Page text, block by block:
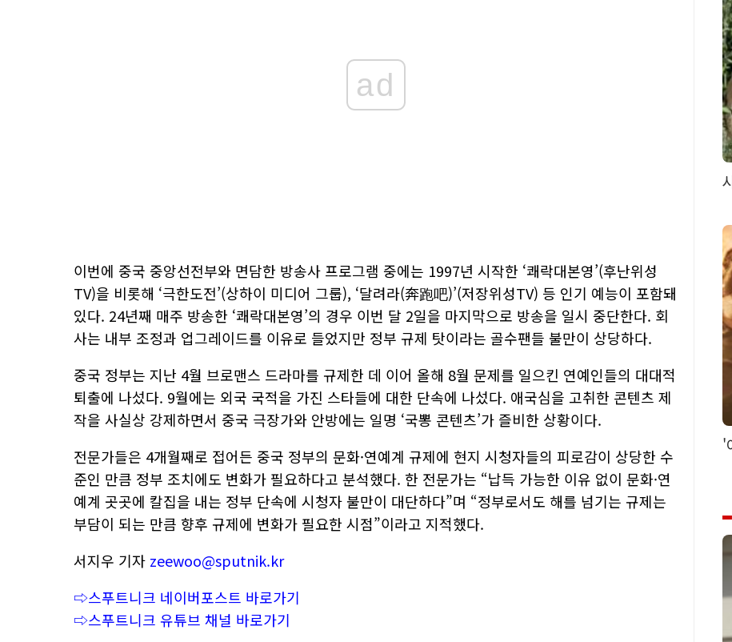
ad
이번에 중국 중앙선전부와 면담한 방송사 프로그램 중에는 1997년 시작한 ‘쾌락대본영’(후난위성
TV)을 비롯해 ‘극한도전’(상하이 미디어 그룹), ‘달려라(奔跑吧)’(저장위성TV) 등 인기 예능이 포함돼
있다. 24년째 매주 방송한 ‘쾌락대본영’의 경우 이번 달 2일을 마지막으로 방송을 일시 중단한다. 회
사는 내부 조정과 업그레이드를 이유로 들었지만 정부 규제 탓이라는 골수팬들 불만이 상당하다.
중국 정부는 지난 4월 브로맨스 드라마를 규제한 데 이어 올해 8월 문제를 일으킨 연예인들의 대대적
퇴출에 나섰다. 9월에는 외국 국적을 가진 스타들에 대한 단속에 나섰다. 애국심을 고취한 콘텐츠 제
작을 사실상 강제하면서 중국 극장가와 안방에는 일명 ‘국뽕 콘텐츠’가 즐비한 상황이다.
전문가들은 4개월째로 접어든 중국 정부의 문화·연예계 규제에 현지 시청자들의 피로감이 상당한 수
준인 만큼 정부 조치에도 변화가 필요하다고 분석했다. 한 전문가는 “납득 가능한 이유 없이 문화·연
예계 곳곳에 칼집을 내는 정부 단속에 시청자 불만이 대단하다”며 “정부로서도 해를 넘기는 규제는
부담이 되는 만큼 향후 규제에 변화가 필요한 시점”이라고 지적했다.
서지우 기자 zeewoo@sputnik.kr
⇨스푸트니크 네이버포스트 바로가기
⇨스푸트니크 유튜브 채널 바로가기
'